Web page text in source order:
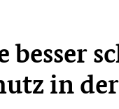
besser
in